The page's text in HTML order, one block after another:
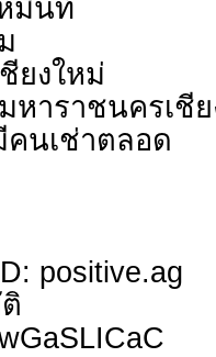
มินท์
ยงใหม่
หาราชนครเชี
มีคนเช่าตลอ
positive.ag
ลน์อัต